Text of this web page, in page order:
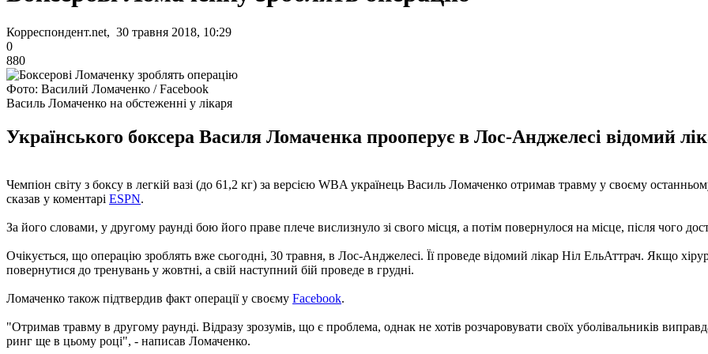
Корреспондент.net, 30 травня 2018, 10:29
0
880
Фото: Василий Ломаченко / Facebook
Василь Ломаченко на обстеженні у лікаря
Українського боксера Василя Ломаченка прооперує в Лос-Анджелесі відомий
Чемпіон світу з боксу в легкій вазі (до 61,2 кг) за версією WBA українець Василь Ломаченко отримав травму у своєму
сказав у коментарі ESPN.
За його словами, у другому раунді бою його праве плече вислизнуло зі свого місця, а потім повернулося на місце, після чого
Очікується, що операцію зроблять вже сьогодні, 30 травня, в Лос-Анджелесі. Її проведе відомий лікар Ніл ЕльАттрач. Якщо
повернутися до тренувань у жовтні, а свій наступний бій проведе в грудні.
Ломаченко також підтвердив факт операції у своєму Facebook.
"Отримав травму в другому раунді. Відразу зрозумів, що є проблема, однак не хотів розчаровувати своїх уболівальників
ринг ще в цьому році", - написав Ломаченко.